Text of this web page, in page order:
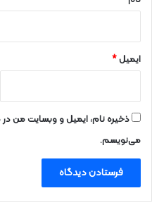
ایمیل*
ذخیره نام، ایمیل و وبسایت من در
می‌نویسم.